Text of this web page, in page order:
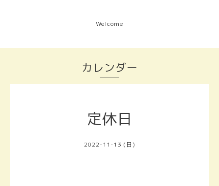
Welcome
カレンダー
定休日
2022-11-13 (日)